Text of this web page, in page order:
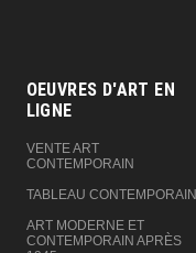
OEUVRES D'ART EN
LIGNE‎
VENTE ART
CONTEMPORAIN
TABLEAU CONTEMPORAIN
ART MODERNE ET
CONTEMPORAIN APRÈS